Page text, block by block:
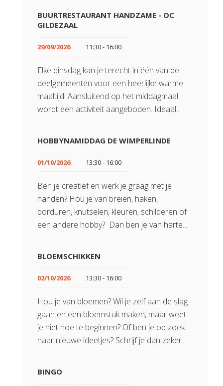
BUURTRESTAURANT HANDZAME - OC
GILDEZAAL
29/09/2026 11:30 - 16:00
Elke dinsdag kan je terecht in één van de
deelgemeenten voor een heerlijke warme
maaltijd! Aansluitend op het middagmaal
wordt een activiteit aangeboden. Ideaal...
HOBBYNAMIDDAG DE WIMPERLINDE
01/10/2026 13:30 - 16:00
Ben je creatief en werk je graag met je
handen? Hou je van breien, haken,
borduren, knutselen, kleuren, schilderen of
een andere hobby? Dan ben je van harte...
BLOEMSCHIKKEN
02/10/2026 13:30 - 16:00
Hou je van bloemen? Wil je zelf aan de slag
gaan en een bloemstuk maken, maar weet
je niet hoe te beginnen? Of ben je op zoek
naar nieuwe ideetjes? Schrijf je dan zeker...
BINGO